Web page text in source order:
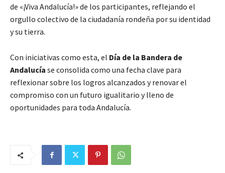
de «¡Viva Andalucía!» de los participantes, reflejando el
orgullo colectivo de la ciudadanía rondeña por su identidad
y su tierra.
Con iniciativas como esta, el Día de la Bandera de
Andalucía se consolida como una fecha clave para
reflexionar sobre los logros alcanzados y renovar el
compromiso con un futuro igualitario y lleno de
oportunidades para toda Andalucía.